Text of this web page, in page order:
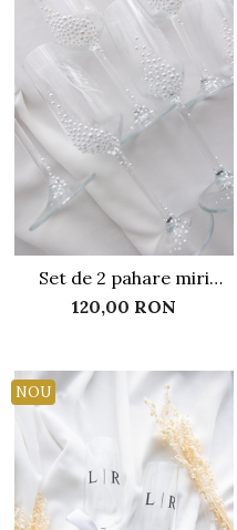
Plicuri pentru bani Botez
Accesorii și decor botez
Lumânări botez
Mărturii botez
Pahare botez
Toppers Candy bar
Trusouri botez
Etichete marturii botez
Set de 2 pahare miri
personalizate, cu perle si
text alb
120,00 RON
NOU